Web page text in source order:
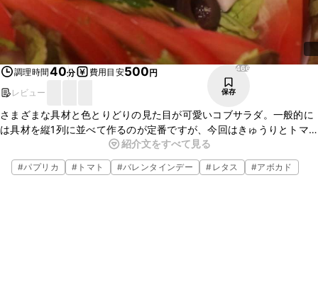
調理時間40分 費用目安500円
レビュー
466
保存
さまざまな具材と色とりどりの見た目が可愛いコブサラダ。一般的に
は具材を縦1列に並べて作るのが定番ですが、今回はきゅうりとトマ
トを使用してハートの形に仕上げました。同じ具材でも盛り付けひと
つで華やかに仕上がります。ぜひお試しください。
紹介文をすべて見る
#パプリカ # トマト #バレンタインデー #レタス #アボカド